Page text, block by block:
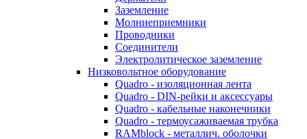
Заземление
Молниеприемники
Проводники
Соединители
Электролитическое заземление
Низковольтное оборудование
Quadro - изоляционная лента
Quadro - DIN-рейки и аксессуары
Quadro - кабельные наконечники
Quadro - термоусаживаемая трубка
RAMblock - металлич. оболочки